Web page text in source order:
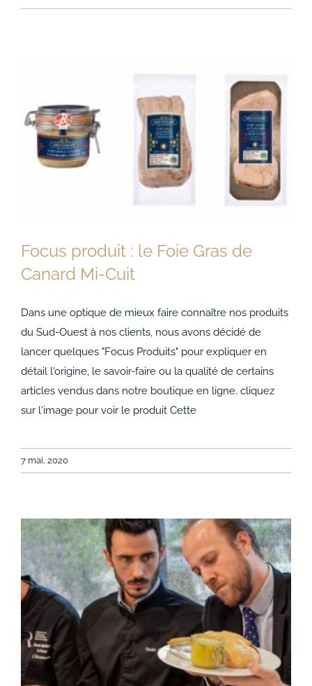
Focus produit : le Foie Gras de Canard Mi-Cuit
Focus produit : le Foie Gras de
Canard Mi-Cuit
Dans une optique de mieux faire connaître nos produits
du Sud-Ouest à nos clients, nous avons décidé de
lancer quelques "Focus Produits" pour expliquer en
détail l'origine, le savoir-faire ou la qualité de certains
articles vendus dans notre boutique en ligne. cliquez
sur l'image pour voir le produit Cette
7 mai, 2020